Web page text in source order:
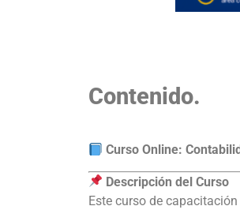
Contenido.
Curso Online:
Descripción del Curso
Este curso de